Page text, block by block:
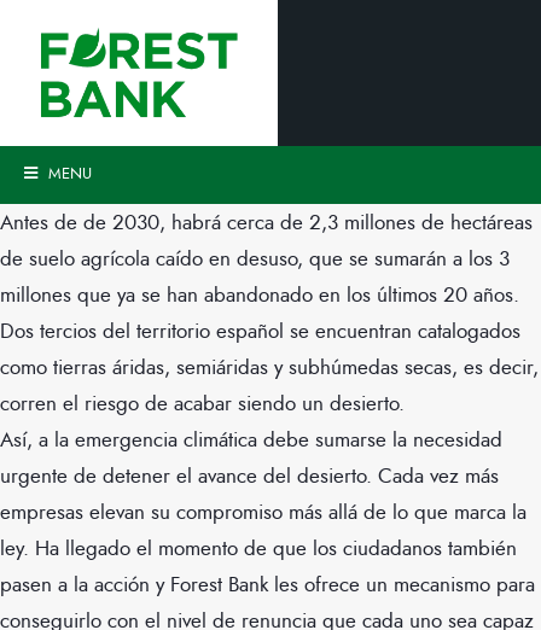
MENU
Antes de de 2030, habrá cerca de 2,3 millones de hectáreas
de suelo agrícola caído en desuso, que se sumarán a los 3
millones que ya se han abandonado en los últimos 20 años.
Dos tercios del territorio español se encuentran catalogados
como tierras áridas, semiáridas y subhúmedas secas, es decir,
corren el riesgo de acabar siendo un desierto.
Así, a la emergencia climática debe sumarse la necesidad
urgente de detener el avance del desierto. Cada vez más
empresas elevan su compromiso más allá de lo que marca la
ley. Ha llegado el momento de que los ciudadanos también
pasen a la acción y Forest Bank les ofrece un mecanismo para
conseguirlo con el nivel de renuncia que cada uno sea capaz